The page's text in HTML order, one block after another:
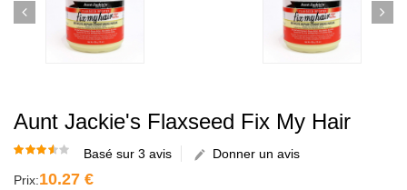
Aunt Jackie's Flaxseed Fix My Hair
Basé sur 3 avis
Donner un avis
Prix:10.27 €